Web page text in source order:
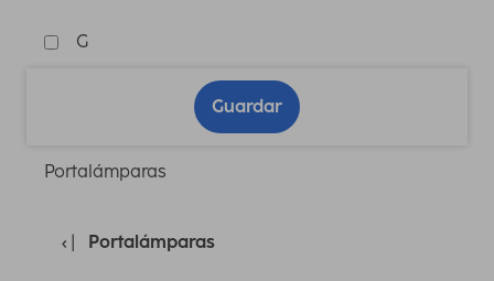
G
Guardar
Portalámparas
Portalámparas